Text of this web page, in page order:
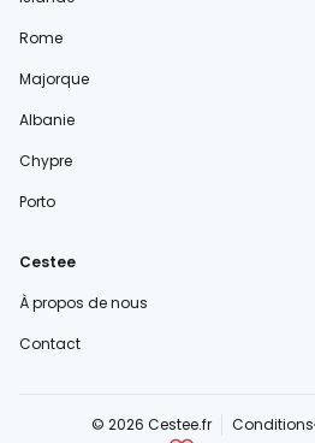
Rome
Majorque
Albanie
Chypre
Porto
Cestee
À propos de nous
Contact
© 2026 Cestee.fr Conditions